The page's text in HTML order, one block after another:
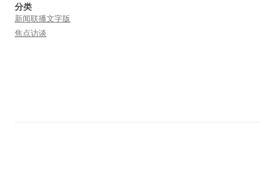
分类
新闻联播文字版
焦点访谈